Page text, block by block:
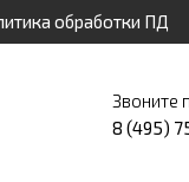
обработки ПД
Звоните
8 (495)